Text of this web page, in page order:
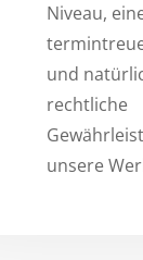
Niveau,
und
rechtliche
unsere